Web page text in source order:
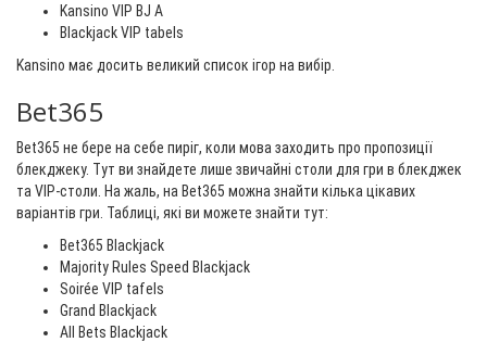
Kansino VIP BJ A
Blackjack VIP tabels
Kansino має досить великий список ігор на вибір.
Bet365
Bet365 не бере на себе пиріг, коли мова заходить про пропозиції
блекджеку. Тут ви знайдете лише звичайні столи для гри в блекджек
та VIP-столи. На жаль, на Bet365 можна знайти кілька цікавих
варіантів гри. Таблиці, які ви можете знайти тут:
Bet365 Blackjack
Majority Rules Speed Blackjack
Soirée VIP tafels
Grand Blackjack
All Bets Blackjack